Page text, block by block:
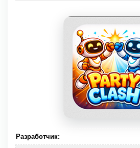
Разработчик: